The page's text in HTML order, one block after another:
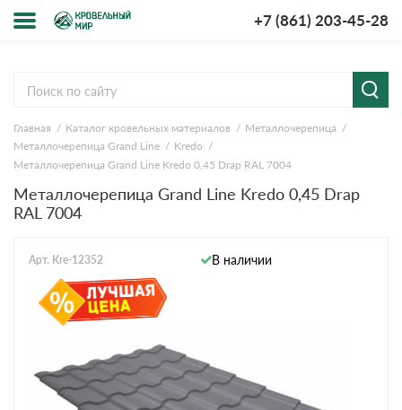
+7 (861) 203-45-28
компании
и оплата
Главная Каталог кровельных материалов
Металлочерепица
Металлочерепица Grand Line
Kredo
Металлочерепица Grand Line Kredo 0,45 Drap RAL 7004
Металлочерепица Grand Line Kredo 0,45 Drap
RAL 7004
Арт. Kre-12352 В наличии